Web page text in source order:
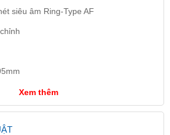
siêu âm Ring-Type AF
Xem thêm